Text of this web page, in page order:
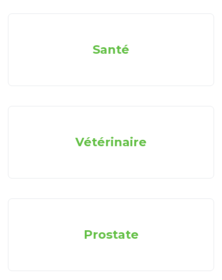
Santé
Vétérinaire
Prostate